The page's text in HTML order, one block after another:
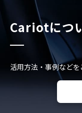
Cariotにつ
活用方法・事例など